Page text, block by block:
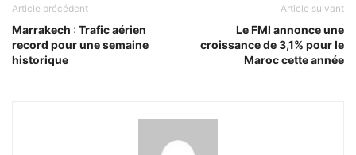
Article précédent
Marrakech : Trafic aérien
record pour une semaine
historique
Article suivant
Le FMI annonce une
croissance de 3,1% pour le
Maroc cette année